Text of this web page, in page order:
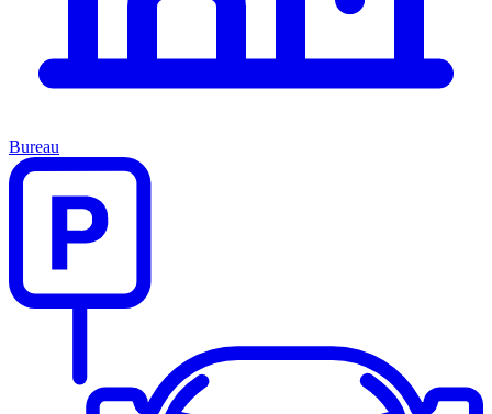
Bureau